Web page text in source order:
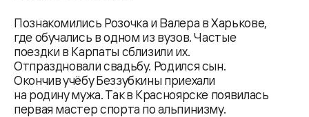
Познакомились Розочка и Валера в Харькове,
где обучались в одном из вузов. Частые
поездки в Карпаты сблизили их.
Отпраздновали свадьбу. Родился сын.
Окончив учёбу Беззубкины приехали
на родину мужа. Так в Красноярске появилась
первая мастер спорта по альпинизму.